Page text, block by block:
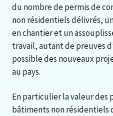
du nombre de permis de
non résidentiels délivrés,
en chantier et un
travail, autant de preuves
possible des nouveaux
au pays.
En particulier la valeur des
bâtiments non résidentiels